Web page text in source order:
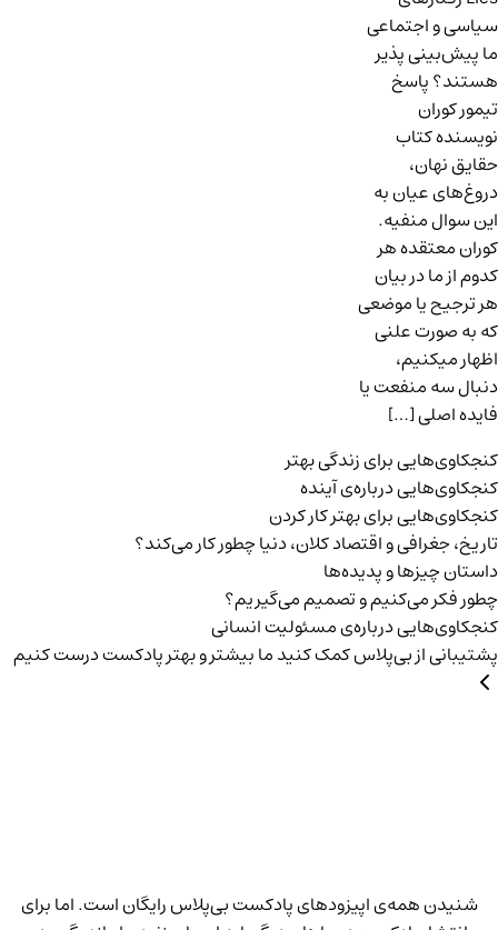
سیاسی و اجتماعی
ما پیش‌بینی پذیر
هستند؟ پاسخ
تیمور کوران
نویسنده‌ کتاب
حقایق نهان،
دروغ‌های عیان به
این سوال منفیه.
کوران معتقده هر
کدوم از ما در بیان
هر ترجیح یا موضعی
که به صورت علنی
اظهار میکنیم،
دنبال سه منفعت یا
فایده اصلی […]
کنجکاوی‌هایی برای زندگی بهتر
کنجکاوی‌هایی درباره‌ی آينده
کنجکاوی‌هایی برای بهتر کار کردن
تاریخ،‌ جغرافی و اقتصاد کلان، دنیا چطور کار می‌کند؟
داستان چیزها و پدیده‌ها
چطور فکر می‌کنیم و تصمیم می‌گیریم؟
کنجکاوی‌هایی درباره‌ی مسئولیت انسانی
پشتیبانی از بی‌پلاسکمک کنید ما بیشتر و بهتر پادکست درست کنیم
شنیدن همه‌ی اپیزودهای پادکست بی‌پلاس رایگان است. اما برای